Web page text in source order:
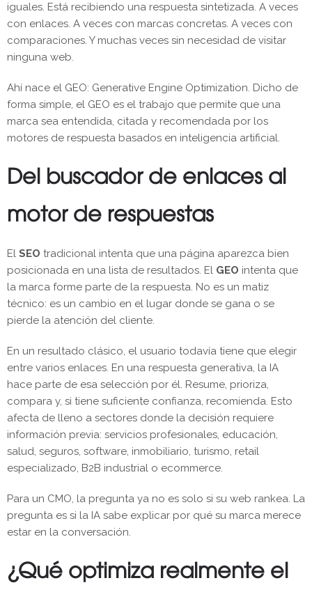
iguales. Está recibiendo una respuesta sintetizada. A veces
con enlaces. A veces con marcas concretas. A veces con
comparaciones. Y muchas veces sin necesidad de visitar
ninguna web.
Ahí nace el GEO: Generative Engine Optimization. Dicho de
forma simple, el GEO es el trabajo que permite que una
marca sea entendida, citada y recomendada por los
motores de respuesta basados en inteligencia artificial.
Del buscador de enlaces al
motor de respuestas
El SEO tradicional intenta que una página aparezca bien
posicionada en una lista de resultados. El GEO intenta que
la marca forme parte de la respuesta. No es un matiz
técnico: es un cambio en el lugar donde se gana o se
pierde la atención del cliente.
En un resultado clásico, el usuario todavía tiene que elegir
entre varios enlaces. En una respuesta generativa, la IA
hace parte de esa selección por él. Resume, prioriza,
compara y, si tiene suficiente confianza, recomienda. Esto
afecta de lleno a sectores donde la decisión requiere
información previa: servicios profesionales, educación,
salud, seguros, software, inmobiliario, turismo, retail
especializado, B2B industrial o ecommerce.
Para un CMO, la pregunta ya no es solo si su web rankea. La
pregunta es si la IA sabe explicar por qué su marca merece
estar en la conversación.
¿Qué optimiza realmente el